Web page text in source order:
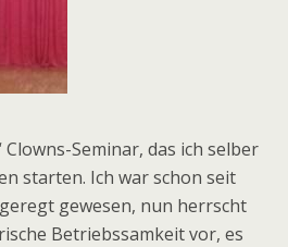
Seminar, das ich selber
starten. Ich war schon seit
gewesen, nun herrscht
Betriebssamkeit vor, es